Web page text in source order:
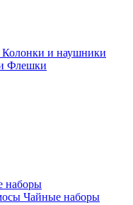
Колонки и наушники
Флешки
наборы
Чайные наборы